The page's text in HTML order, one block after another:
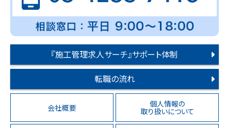
『施工管理求人サーチ』サポート体制
転職の流れ
会社概要 個人情報の
取り扱いについて